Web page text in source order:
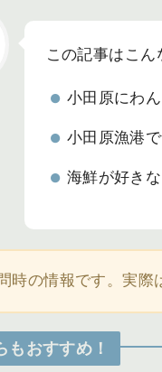
この記事はこん
小田原にわ
小田原漁港
海鮮が好き
時の情報です。実際
もおすすめ！